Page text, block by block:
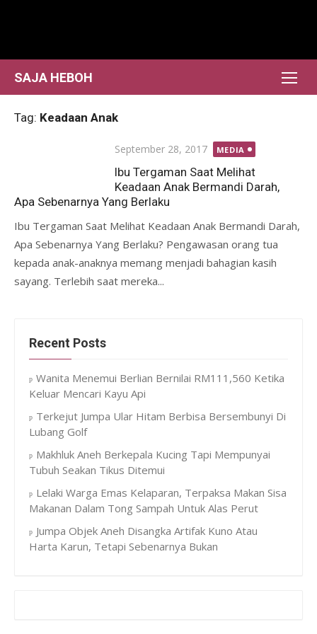
SAJA HEBOH
Tag: Keadaan Anak
Posted
on
September 28, 2017 MEDIA
Ibu Tergaman Saat Melihat
Keadaan Anak Bermandi Darah,
Apa Sebenarnya Yang Berlaku
Ibu Tergaman Saat Melihat Keadaan Anak Bermandi Darah,
Apa Sebenarnya Yang Berlaku? Pengawasan orang tua
kepada anak-anaknya memang menjadi bahagian kasih
sayang. Terlebih saat mereka...
Recent Posts
Wanita Menemui Berlian Bernilai RM111,560 Ketika
Keluar Mencari Kayu Api
Terkejut Jumpa Ular Hitam Berbisa Bersembunyi Di
Lubang Golf
Makhluk Aneh Berkepala Kucing Tapi Mempunyai
Tubuh Seakan Tikus Ditemui
Lelaki Warga Emas Kelaparan, Terpaksa Makan Sisa
Makanan Dalam Tong Sampah Untuk Alas Perut
Jumpa Objek Aneh Disangka Artifak Kuno Atau
Harta Karun, Tetapi Sebenarnya Bukan